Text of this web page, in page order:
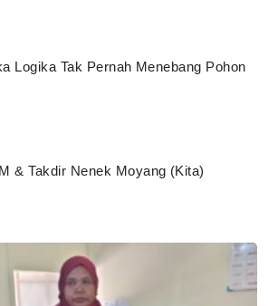
Logika Tak Pernah Menebang Pohon
& Takdir Nenek Moyang (Kita)